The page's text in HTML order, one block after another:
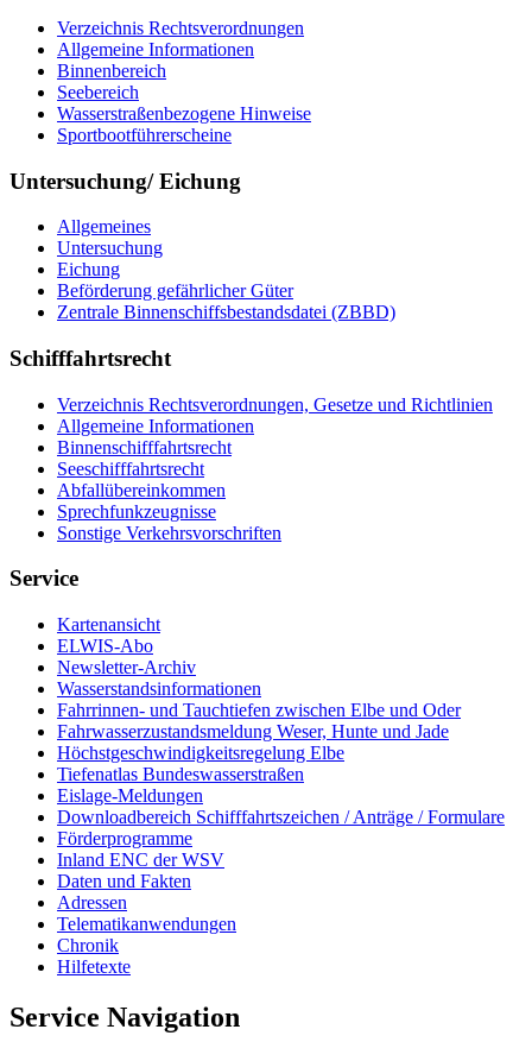
Verzeichnis Rechtsverordnungen
Allgemeine Informationen
Binnenbereich
Seebereich
Wasserstraßenbezogene Hinweise
Sportbootführerscheine
Untersuchung/ Eichung
Allgemeines
Untersuchung
Eichung
Beförderung gefährlicher Güter
Zentrale Binnenschiffsbestandsdatei (ZBBD)
Schifffahrtsrecht
Verzeichnis Rechtsverordnungen, Gesetze und Richtlinien
Allgemeine Informationen
Binnenschifffahrtsrecht
Seeschifffahrtsrecht
Abfallübereinkommen
Sprechfunkzeugnisse
Sonstige Verkehrsvorschriften
Service
Kartenansicht
ELWIS-Abo
Newsletter-Archiv
Wasserstandsinformationen
Fahrrinnen- und Tauchtiefen zwischen Elbe und Oder
Fahrwasserzustandsmeldung Weser, Hunte und Jade
Höchstgeschwindigkeitsregelung Elbe
Tiefenatlas Bundeswasserstraßen
Eislage-Meldungen
Downloadbereich Schifffahrtszeichen / Anträge / Formulare
Förderprogramme
Inland ENC der WSV
Daten und Fakten
Adressen
Telematikanwendungen
Chronik
Hilfetexte
Service Navigation